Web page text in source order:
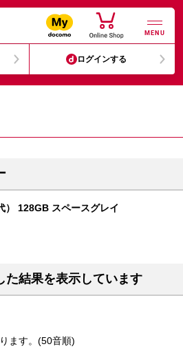
MENU
ログインする
） 128GB スペースグレイ
た結果を表示しています
ます。(50音順)